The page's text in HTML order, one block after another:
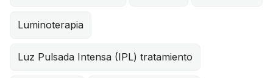
Luminoterapia
Luz Pulsada Intensa (IPL) tratamiento